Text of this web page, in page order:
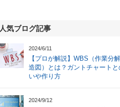
人気ブログ記事
2024/6/11
【プロが解説】WBS（作業分
造図）とは？ガントチャートと
いや作り方
2024/9/12